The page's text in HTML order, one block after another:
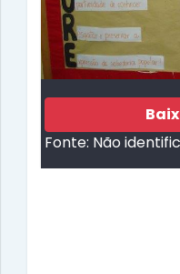
Fonte: Não